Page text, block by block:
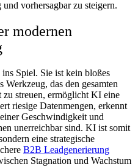
vorhersagbar zu steigern.
modernen
Spiel. Sie ist kein bloßes
Werkzeug, das den gesamten
zu streuen, ermöglicht KI eine
riesige Datenmengen, erkennt
Geschwindigkeit und
unerreichbar sind. KI ist somit
eine strategische
B2B Leadgenerierung
Stagnation und Wachstum